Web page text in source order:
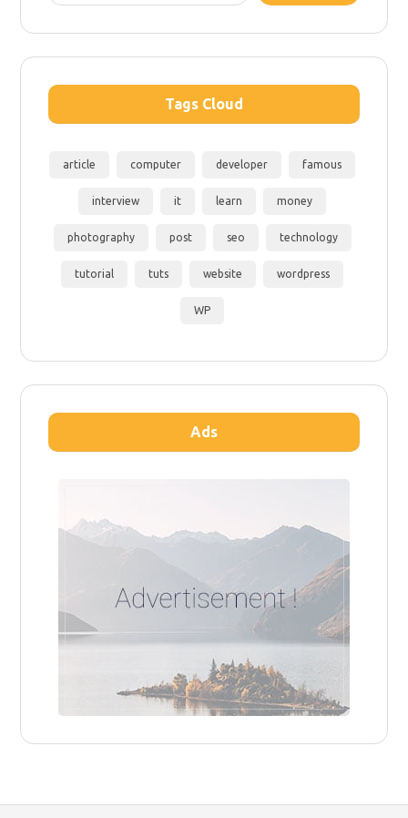
Tags Cloud
article computer developer famous
interview it learn money
photography post seo technology
tutorial tuts website wordpress
WP
Ads